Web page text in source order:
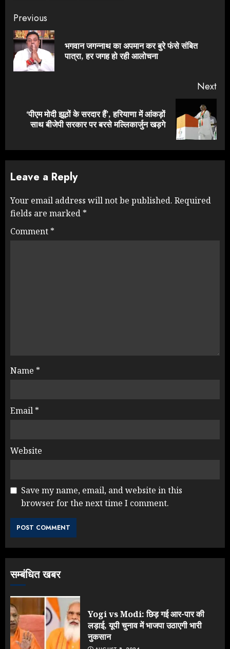
Continue
Reading
Previous
भगवान जगन्नाथ का अपमान कर बुरे फंसे संबित
पात्रा, हर जगह हो रही आलोचना
Next
Next
post:
‘पीएम मोदी झूठों के सरदार हैं’, हरियाणा में आंकड़ों
साथ बीजेपी सरकार पर बरसे मल्लिकार्जुन खड़गे
Leave a Reply
Your email address will not be published. Required
fields are marked *
Comment *
Name *
Email *
Website
Save my name, email, and website in this
browser for the next time I comment.
सम्बंधित खबर
Yogi vs Modi: छिड़ गई आर-पार की
लड़ाई, यूपी चुनाव में भाजपा उठाएगी भारी
नुकसान
Rahul Gandhi के तीखे वार से बार-बार
4